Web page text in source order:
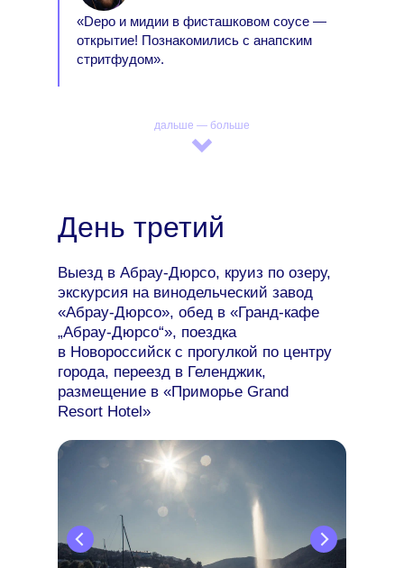
«Depo и мидии в фисташковом соусе —
открытие! Познакомились с анапским
стритфудом».
дальше — больше
Выезд в Абрау-Дюрсо, круиз по озеру,
экскурсия на винодельческий завод
«Абрау-Дюрсо», обед в «Гранд-кафе
„Абрау-Дюрсо“», поездка
в Новороссийск с прогулкой по центру
города, переезд в Геленджик,
размещение в «Приморье Grand
Resort Hotel»
День третий